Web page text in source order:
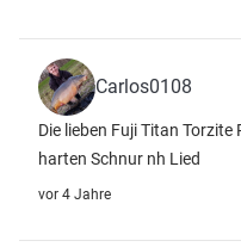
Carlos0108
Die lieben Fuji Titan Torzite
harten Schnur nh Lied
vor 4 Jahre